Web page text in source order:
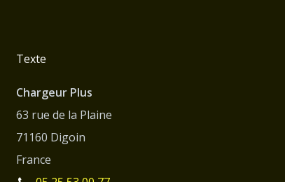
Texte
Chargeur Plus
63 rue de la Plaine
71160 Digoin
France